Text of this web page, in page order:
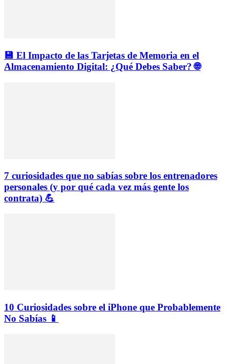
💾 El Impacto de las Tarjetas de Memoria en el
Almacenamiento Digital: ¿Qué Debes Saber? 🌐
7 curiosidades que no sabías sobre los entrenadores
personales (y por qué cada vez más gente los
contrata) 💪
10 Curiosidades sobre el iPhone que Probablemente
No Sabías 📱